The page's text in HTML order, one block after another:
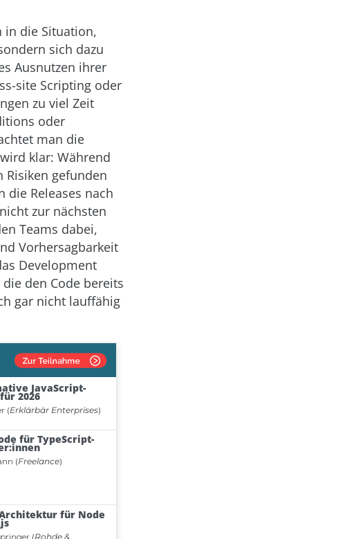
in die Situation,
sich dazu
Ausnutzen ihrer
site Scripting oder
zu viel Zeit
oder
man die
klar: Während
Risiken gefunden
die Releases nach
zur nächsten
Teams dabei,
Vorhersagbarkeit
Development
den Code bereits
gar nicht lauffähig